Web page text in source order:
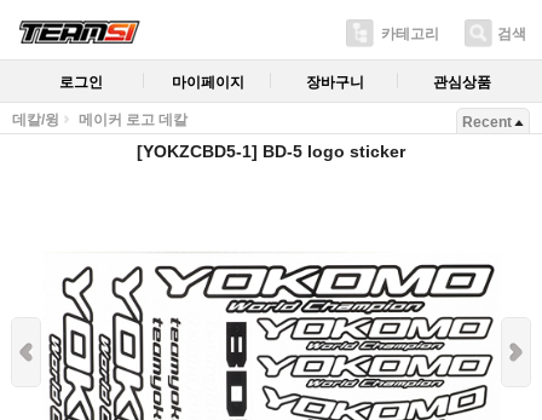
카테고리 검색
로그인 마이페이지 장바구니 관심상품
데칼/윙 메이커 로고 데칼 Recent
[YOKZCBD5-1] BD-5 logo sticker